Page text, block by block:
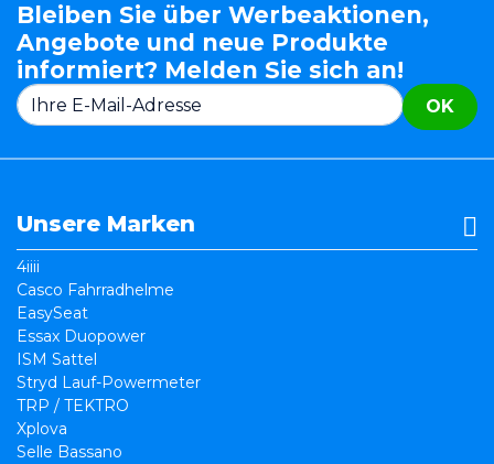
Bleiben Sie über Werbeaktionen,
Angebote und neue Produkte
informiert? Melden Sie sich an!
OK
Unsere Marken
4iiii
Casco Fahrradhelme
EasySeat
Essax Duopower
ISM Sattel
Stryd Lauf-Powermeter
TRP / TEKTRO
Xplova
Selle Bassano